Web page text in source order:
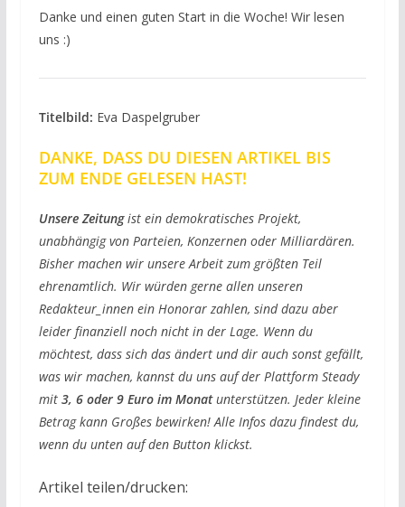
Danke und einen guten Start in die Woche! Wir lesen
uns :)
Titelbild: Eva Daspelgruber
DANKE, DASS DU DIESEN ARTIKEL BIS
ZUM ENDE GELESEN HAST!
Unsere Zeitungist ein demokratisches Projekt,
unabhängig von Parteien, Konzernen oder Milliardären.
Bisher machen wir unsere Arbeit zum größten Teil
ehrenamtlich. Wir würden gerne allen unseren
Redakteur_innen ein Honorar zahlen, sind dazu aber
leider finanziell noch nicht in der Lage. Wenn du
möchtest, dass sich das ändert und dir auch sonst gefällt,
was wir machen, kannst du uns auf der Plattform Steady
mit 3, 6 oder 9 Euro im Monatunterstützen. Jeder kleine
Betrag kann Großes bewirken! Alle Infos dazu findest du,
wenn du unten auf den Button klickst.
Artikel teilen/drucken: